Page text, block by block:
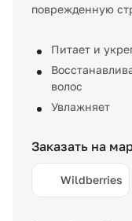
поврежденную
Питает и
волос
Увлажняет
Заказать на
Wildberries